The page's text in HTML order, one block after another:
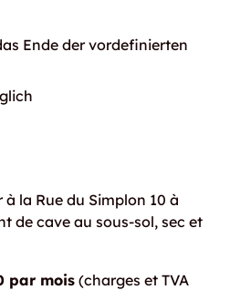
Ende der vordefinierten
la Rue du Simplon 10 à
de cave au sous-sol, sec et
par mois (charges et TVA